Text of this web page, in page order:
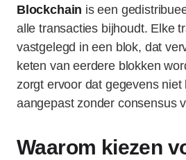
Blockchain is een
alle transacties bijhoudt. Elke
vastgelegd in een blok, dat
keten van eerdere blokken
zorgt ervoor dat gegevens niet
aangepast zonder consensus
Waarom kiezen